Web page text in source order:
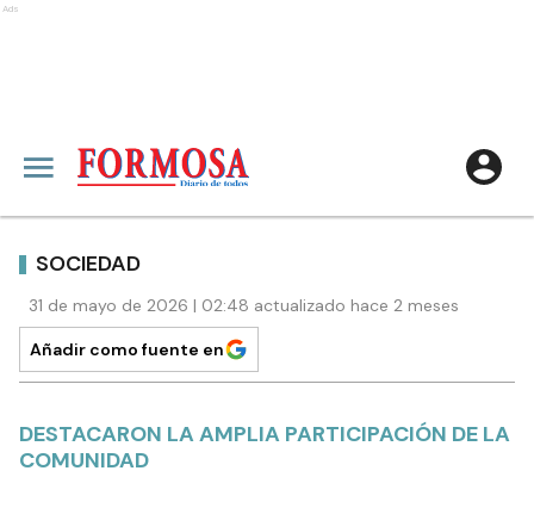
Ads
SOCIEDAD
31 de mayo de 2026 | 02:48 actualizado hace 2 meses
Añadir como fuente en
DESTACARON LA AMPLIA PARTICIPACIÓN DE LA
COMUNIDAD